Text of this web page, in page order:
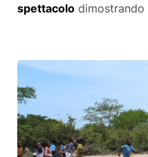
spettacolodimostrando